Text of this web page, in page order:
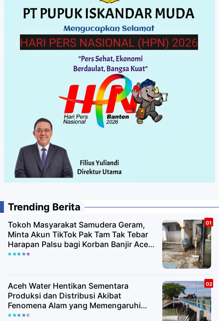
Trending Berita
Tokoh Masyarakat Samudera Geram,
Minta Akun TikTok Pak Tam Tak Tebar
Harapan Palsu bagi Korban Banjir Aceh
Utara
Aceh Water Hentikan Sementara
Produksi dan Distribusi Akibat
Fenomena Alam yang Memengaruhi
Kualitas Air Baku